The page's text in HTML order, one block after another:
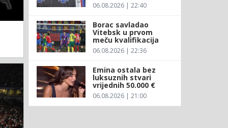
06.08.2026 | 22:40
Borac savladao
Vitebsk u prvom
meču kvalifikacija
06.08.2026 | 22:36
Emina ostala bez
luksuznih stvari
vrijednih 50.000 €
06.08.2026 | 21:00